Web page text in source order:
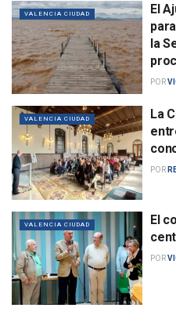
VALENCIA CIUDAD
El
la
POR
VALENCIA CIUDAD
La
POR
VALENCIA CIUDAD
El
POR